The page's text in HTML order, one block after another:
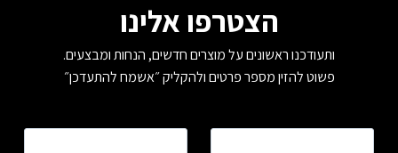
הצטרפו אלינו
ותעודכנו ראשונים על מוצרים חדשים, הנחות ומבצעים.
פשוט להזין מספר פרטים ולהקליק ״אשמח להתעדכן״